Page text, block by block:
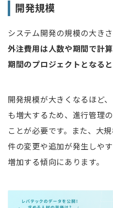
開発規模
システム開発の規模の大き
外注費用は人数や期間で計
期間のプロジェクトとなる
開発規模が大きくなるほど
も増大するため、進行管理
ことが必要です。また、大
件の変更や追加が発生しや
増加する傾向にあります。